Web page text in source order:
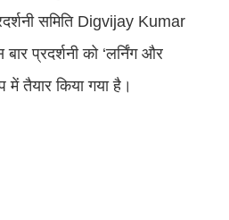
समिति Digvijay Kumar
प्रदर्शनी को ‘लर्निंग और
तैयार किया गया है।